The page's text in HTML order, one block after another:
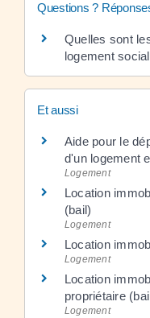
Questions ?
Quelles sont
logement
Et aussi
Aide pour le
d'un logement
Logement
Location
(bail)
Logement
Location
Logement
Location
propriétaire
Logement